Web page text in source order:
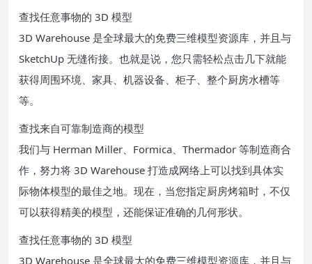
查找任意事物的 3D 模型
3D Warehouse 是全球最大的免费三维模型资源库，并且与
SketchUp 无缝衔接。也就是说，您只需轻松点击几下就能
获得周围环境、家具、机器设备、柜子、整个厨房水槽等
等。
查找来自可靠制造商的模型
我们与 Herman Miller、Formica、Thermador 等制造商合
作，努力将 3D Warehouse 打造成网络上可以找到具体实
际物体模型的最佳之地。现在，当您指定厨房烤箱时，不仅
可以获得精美的模型，还能保证准确的几何形状。
查找任意事物的 3D 模型
3D Warehouse 是全球最大的免费三维模型资源库，并且与